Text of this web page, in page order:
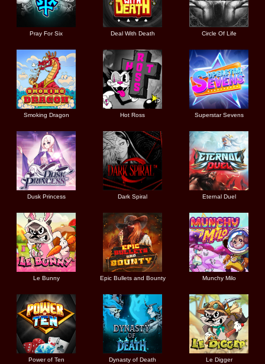
Pray For Six Deal With Death Circle Of Life
Smoking Dragon Hot Ross Superstar Sevens
Dusk Princess Dark Spiral Eternal Duel
Le Bunny Epic Bullets and Bounty Munchy Milo
Power of Ten Dynasty of Death Le Digger